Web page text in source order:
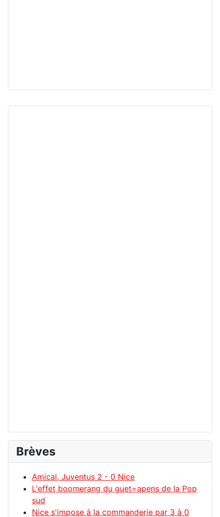
Brèves
Amical, Juventus 2 - 0 Nice
L'effet boomerang du guet=apens de la Pop
sud
Nice s'impose à la commanderie par 3 à 0